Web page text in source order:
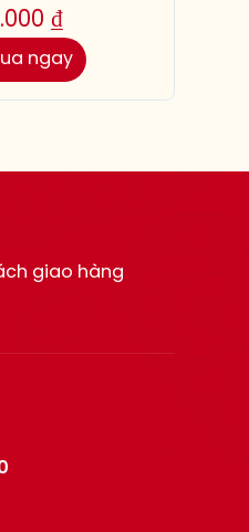
ngay
₫
giao hàng